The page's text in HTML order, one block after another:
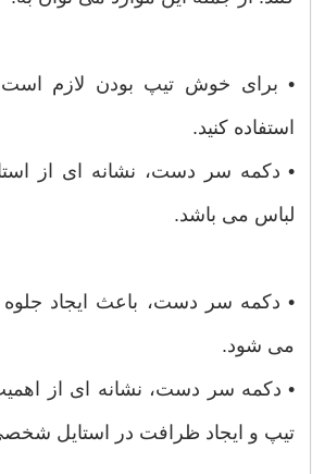
• برای خوش تیپ بودن لازم
استفاده کنید.
• دکمه سر دست، نشانه ای از
لباس می باشد.
• دکمه سر دست، باعث ایجاد
می شود.
• دکمه سر دست، نشانه ای از
تیپ و ایجاد ظرافت در استایل